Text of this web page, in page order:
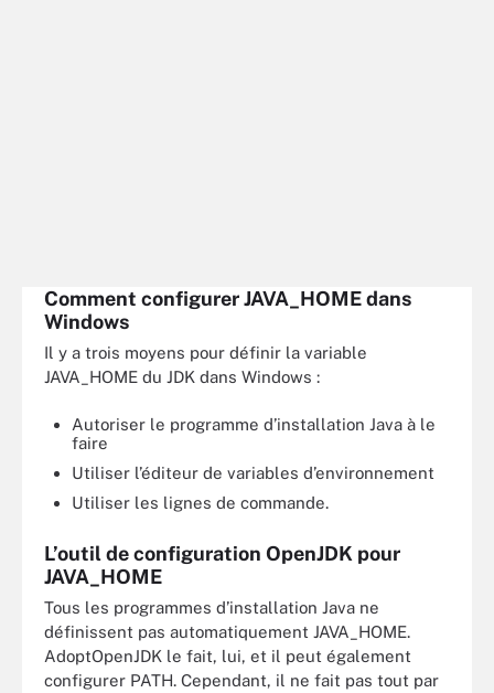
Comment configurer JAVA_HOME dans
Windows
Il y a trois moyens pour définir la variable
JAVA_HOME du JDK dans Windows :
Autoriser le programme d’installation Java à le
faire
Utiliser l’éditeur de variables d’environnement
Utiliser les lignes de commande.
L’outil de configuration OpenJDK pour
JAVA_HOME
Tous les programmes d’installation Java ne
définissent pas automatiquement JAVA_HOME.
AdoptOpenJDK le fait, lui, et il peut également
configurer PATH. Cependant, il ne fait pas tout par